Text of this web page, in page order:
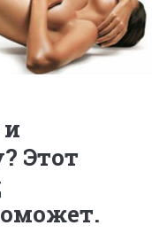
Этот